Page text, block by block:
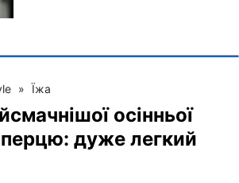
» Їжа
осінньої
перцю: дуже легкий